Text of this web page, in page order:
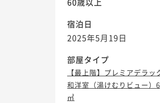
宿泊日
2025年5月19日
部屋タイプ
【最上階】プレミアデラッ
和洋室（湯けむりビュー）
㎡